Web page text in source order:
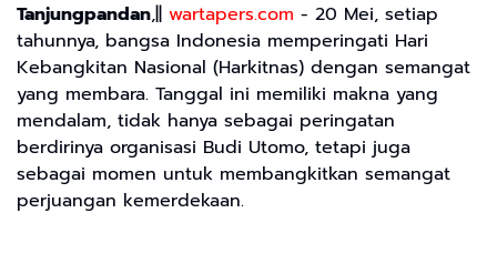
Tanjungpandan,|| wartapers.com - 20 Mei, setiap
tahunnya, bangsa Indonesia memperingati Hari
Kebangkitan Nasional (Harkitnas) dengan semangat
yang membara. Tanggal ini memiliki makna yang
mendalam, tidak hanya sebagai peringatan
berdirinya organisasi Budi Utomo, tetapi juga
sebagai momen untuk membangkitkan semangat
perjuangan kemerdekaan.